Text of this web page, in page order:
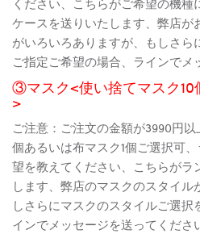
ケースを送りいたします、弊店が
がいろいろありますが、もしさら
ご指定ご希望の場合、ラインで
③マスク<使い捨てマスク10
>
ご注意：ご注文の金額が3990円
個あるいは布マスク1個ご選択可
望を教えてください、こちらがラ
します、弊店のマスクのスタイ
しさらにマスクのスタイルご選
インでメッセージを送ってくださ